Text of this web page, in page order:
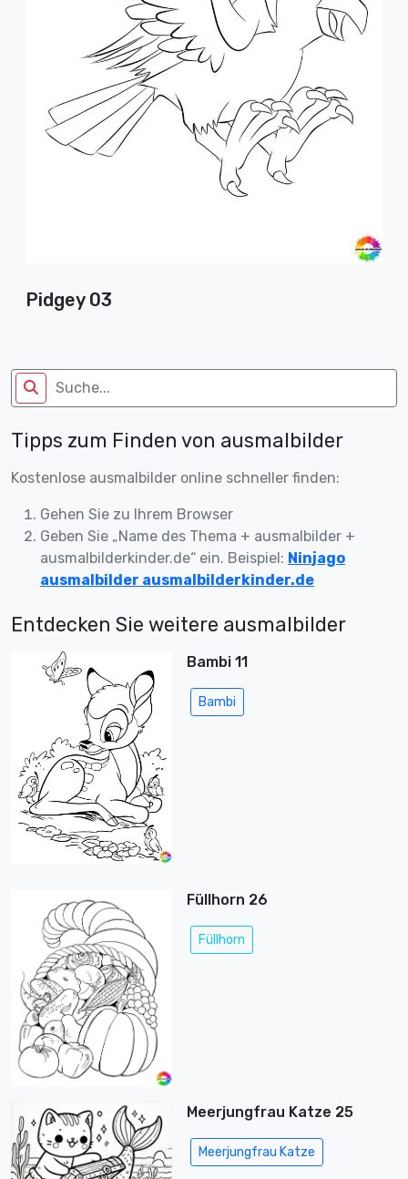
Pidgey 03
Tipps zum Finden von ausmalbilder
Kostenlose ausmalbilder online schneller finden:
Gehen Sie zu Ihrem Browser
Geben Sie „Name des Thema + ausmalbilder +
ausmalbilderkinder.de“ ein. Beispiel: Ninjago
ausmalbilder ausmalbilderkinder.de
Entdecken Sie weitere ausmalbilder
Bambi 11
Bambi
Füllhorn 26
Füllhorn
Meerjungfrau Katze 25
Meerjungfrau Katze